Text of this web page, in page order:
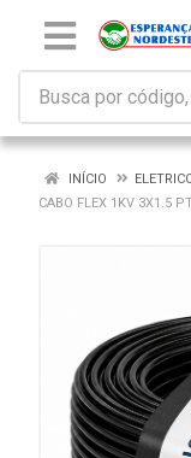
INÍCIO
CABO FLEX 1KV 3X1.5